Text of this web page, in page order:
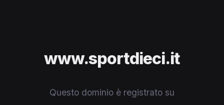
www.sportdieci.it
Questo dominio è registrato su